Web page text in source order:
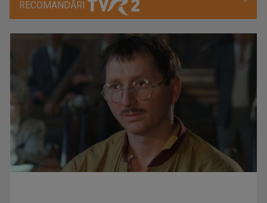
CAP COMPAS
De peste zece ani, „Cap compas” este o ...
IRINA PĂCURARIU
RECOMANDĂRI